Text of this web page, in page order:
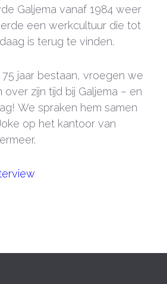
Galjema vanaf 1984 weer
een werkcultuur die tot
is terug te vinden.
jaar bestaan, vroegen we
over zijn tijd bij Galjema – en
We spraken hem samen
op het kantoor van